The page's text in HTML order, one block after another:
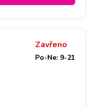
Zavřeno
Po-Ne: 9-21